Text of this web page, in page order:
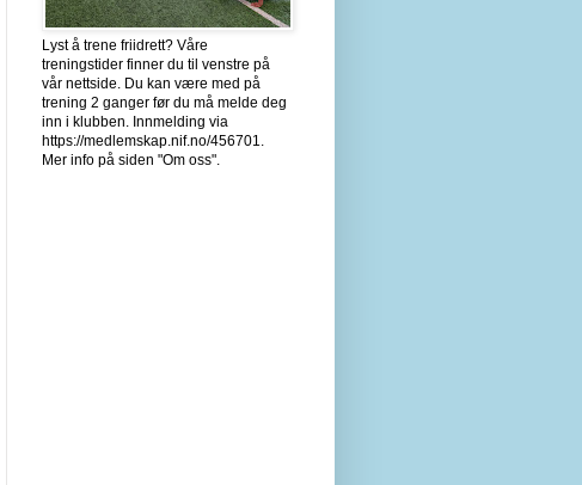
Lyst å trene friidrett? Våre
treningstider finner du til venstre på
vår nettside. Du kan være med på
trening 2 ganger før du må melde deg
inn i klubben. Innmelding via
https://medlemskap.nif.no/456701.
Mer info på siden "Om oss".